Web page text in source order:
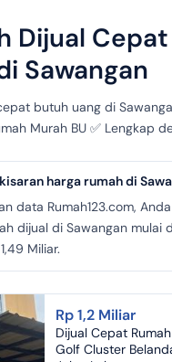
Dijual
Sawangan
butuh uang di
Murah BU ✅ Lengkap
harga rumah di
data Rumah123.com,
dijual di Sawangan mulai
Miliar.
Rp 1,2 Miliar
Dijual Cepat
Golf Cluster